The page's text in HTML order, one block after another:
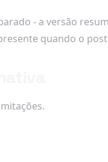
- a versão
quando o